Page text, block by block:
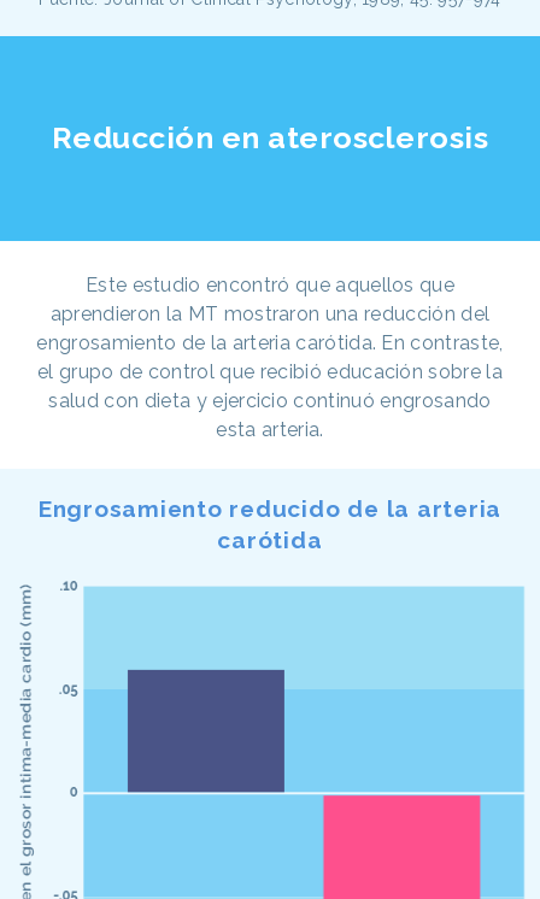
Engrosamiento reducido de la arteria
carótida
Reducción en aterosclerosis
Este estudio encontró que aquellos que
aprendieron la MT mostraron una reducción del
engrosamiento de la arteria carótida. En contraste,
el grupo de control que recibió educación sobre la
salud con dieta y ejercicio continuó engrosando
esta arteria.